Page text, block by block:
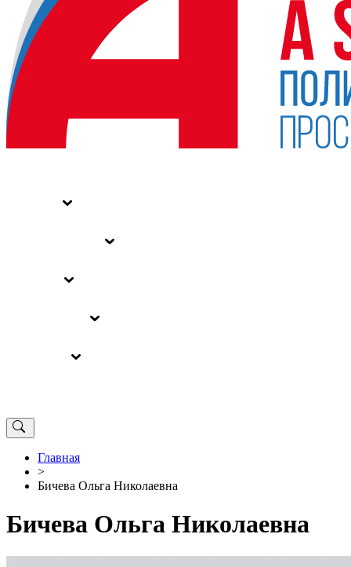
Главная
>
Бичева Ольга Николаевна
Бичева Ольга Николаевна